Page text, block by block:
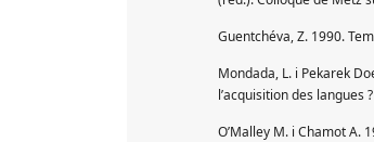
Guentchéva, Z. 1990.
Mondada, L. i Pekarek
l’acquisition des langues
O’Malley M. i Chamot A.